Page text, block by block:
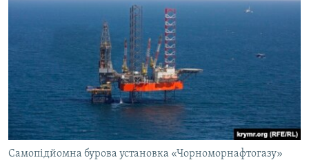
Самопідйомна бурова установка «Чорноморнафтогазу»